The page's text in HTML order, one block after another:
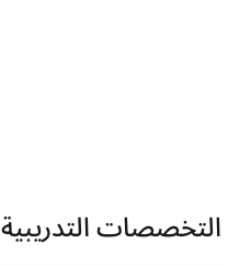
التخصصات التدريبية